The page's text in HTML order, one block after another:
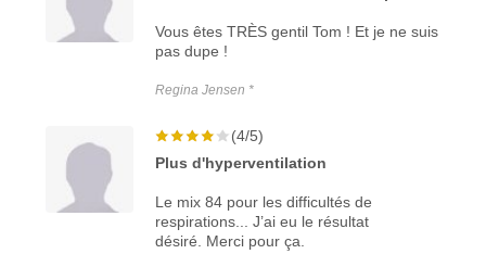
Vous êtes TRÈS gentil Tom ! Et je ne suis
pas dupe !
Regina Jensen *
(4/5)
Plus d'hyperventilation
Le mix 84 pour les difficultés de
respirations... J’ai eu le résultat
désiré. Merci pour ça.